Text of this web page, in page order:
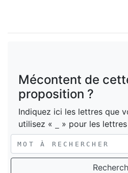
Mécontent de
proposition ?
Indiquez ici les lettres que
utilisez «
» pour les